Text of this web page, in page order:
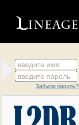
введите имя
введите пароль
Забыли пароль?